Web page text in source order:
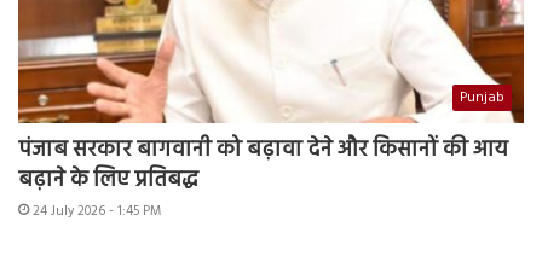
Punjab
पंजाब सरकार बागवानी को बढ़ावा देने और किसानों की आय
बढ़ाने के लिए प्रतिबद्ध
24 July 2026 - 1:45 PM